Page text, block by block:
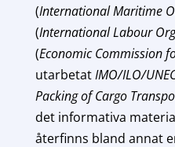
(International Maritime
(International Labour
(Economic Commission
utarbetatIMO/ILO/
Packing of Cargo
det informativa
återfinns bland annat